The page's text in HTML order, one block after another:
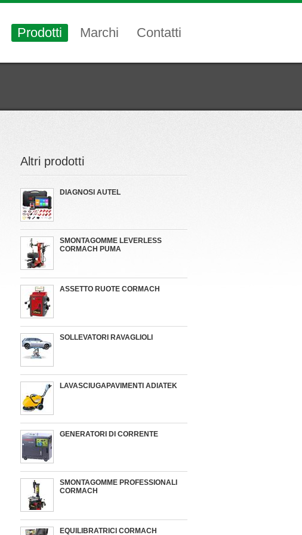
Prodotti Marchi Contatti
Altri prodotti
DIAGNOSI AUTEL
SMONTAGOMME LEVERLESS
CORMACH PUMA
ASSETTO RUOTE CORMACH
SOLLEVATORI RAVAGLIOLI
LAVASCIUGAPAVIMENTI ADIATEK
GENERATORI DI CORRENTE
SMONTAGOMME PROFESSIONALI
CORMACH
EQUILIBRATRICI CORMACH